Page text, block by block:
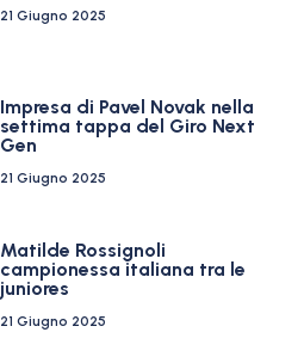
21 Giugno 2025
Impresa di Pavel Novak nella
settima tappa del Giro Next
Gen
21 Giugno 2025
Matilde Rossignoli
campionessa italiana tra le
juniores
21 Giugno 2025